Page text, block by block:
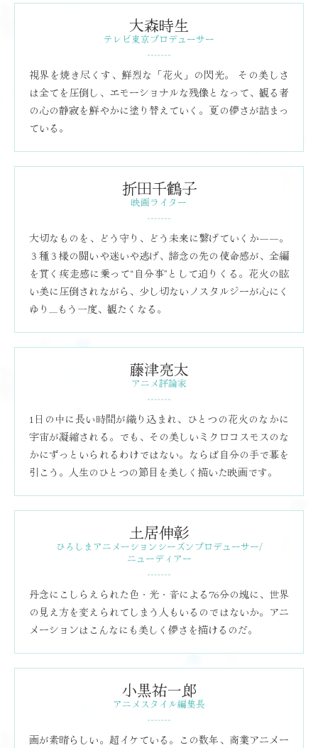
大森時生
テレビ東京プロデューサー
視界を焼き尽くす、鮮烈な「花火」の閃光。 その美しさ
は全てを圧倒し、エモーショナルな残像となって、観る者
の心の静寂を鮮やかに塗り替えていく。夏の儚さが詰まっ
ている。
折田千鶴子
映画ライター
大切なものを、どう守り、どう未来に繋げていくか――。
３種３様の闘いや迷いや逃げ、諦念の先の使命感が、全編
を貫く疾走感に乗って“自分事”として迫りくる。花火の眩
い美に圧倒されながら、少し切ないノスタルジーが心にく
ゆり......もう一度、観たくなる。
藤津亮太
アニメ評論家
1日の中に長い時間が織り込まれ、ひとつの花火のなかに
宇宙が凝縮される。でも、その美しいミクロコスモスのな
かにずっといられるわけではない。ならば自分の手で幕を
引こう。人生のひとつの節目を美しく描いた映画です。
土居伸彰
ひろしまアニメーションシーズンプロデューサー/
ニューディアー
丹念にこしらえられた色・光・音による76分の塊に、世界
の見え方を変えられてしまう人もいるのではないか。アニ
メーションはこんなにも美しく儚さを描けるのだ。
小黒祐一郎
アニメスタイル編集長
画が素晴らしい。超イケている。この数年、商業アニメー